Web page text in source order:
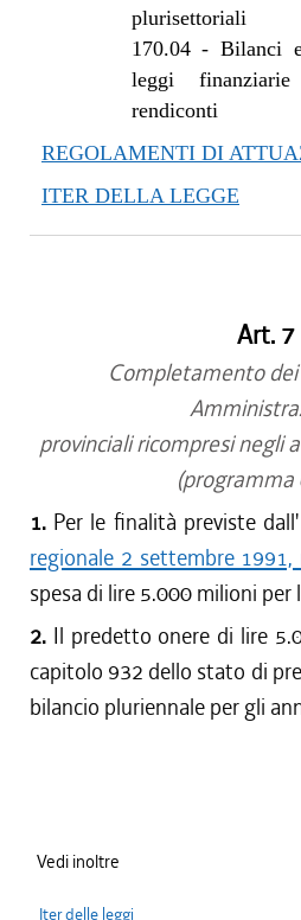
plurisettoriali
170.04-Bilanci
leggi
rendiconti
REGOLAMENTI DI
ITER DELLA LEGGE
Art. 7
Completamento
provinciali ricompresi negli
(programma
1. Per le finalità previste dall'
regionale 2 settembre 1991,
spesa di lire 5.000 milioni per
2. Il predetto onere di lire
capitolo 932 dello stato di
bilancio pluriennale per gli
Vedi inoltre
Iter delle leggi